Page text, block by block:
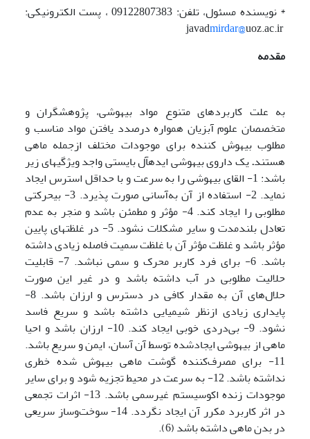
* نویسنده مسئول، تلفن: 09122807383 ، پست الکترونیکی:
javad
mirdar@uoz.ac.ir
مقدمه
به علت کاربردهای متنوع مواد بیهوشی، پژوهشگران و
متخصصان علوم آبزیان همواره درصدد یافتن مواد مناسب و
مطلوب بیهوش کننده برای موجودات مختلف ازجمله ماهی
هستند.یک داروی بیهوشی ایده­آل بایستی واجد ویژگی­های زیر
باشد: 1- القای بیهوشی را به سرعت و با حداقل استرس ایجاد
نماید. 2- استفاده از آن به‌آسانی صورت پذیرد. 3- بی­حرکتی
مطلوبی را ایجاد کند. 4- مؤثر و مطمئن باشد و منجر به عدم
تعادل بلندمدت و سایر مشکلات نشود. 5- در غلظتهای پایین
مؤثر باشد و غلظت مؤثر آن با غلظت سمیت فاصله زیادی داشته
باشد. 6- برای فرد کاربر محرک و سمی نباشد. 7- قابلیت
حلالیت مطلوبی در آب داشته باشد و در غیر این صورت
حلال‌های آن به مقدار کافی در دسترس و ارزان باشد. 8-
پایداری زیادی ازنظر شیمیایی داشته باشد و سریع فاسد
نشود. 9- بی‌دردی خوبی ایجاد کند. 10- ارزان باشد و احیا
ماهی از بیهوشی ایجادشده توسط آن آسان، ایمن و سریع باشد.
11- برای مصرف‌کننده گوشت ماهی بیهوش شده خطری
نداشته باشد. 12- به سرعت در محیط تجزیه شود و برای سایر
موجودات زنده اکوسیستم غیرسمی باشد. 13- اثرات تجمعی
در اثر کاربرد مکرر آن ایجاد نگردد. 14- سوخت‌وساز سریعی
در بدن ماهی داشته باشد (6).